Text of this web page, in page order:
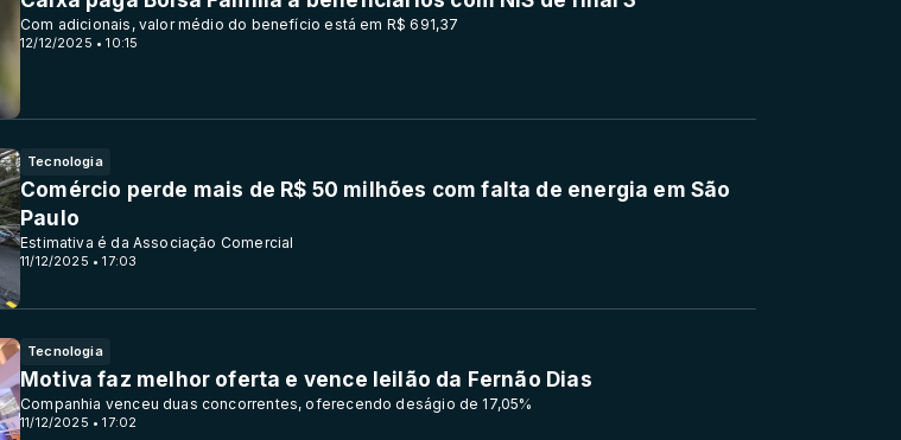
12/12/2025 • 10:15
Com adicionais, valor médio do benefício está em R$ 691,37
Tecnologia
11/12/2025 • 17:03
Comércio perde mais de R$ 50 milhões com falta de energia em São
Paulo
Estimativa é da Associação Comercial
Tecnologia
11/12/2025 • 17:02
Motiva faz melhor oferta e vence leilão da Fernão Dias
Companhia venceu duas concorrentes, oferecendo deságio de 17,05%